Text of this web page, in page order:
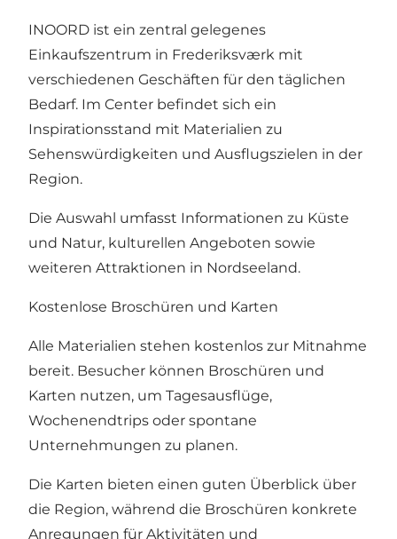
INOORD ist ein zentral gelegenes
Einkaufszentrum in Frederiksværk mit
verschiedenen Geschäften für den täglichen
Bedarf. Im Center befindet sich ein
Inspirationsstand mit Materialien zu
Sehenswürdigkeiten und Ausflugszielen in der
Region.
Die Auswahl umfasst Informationen zu Küste
und Natur, kulturellen Angeboten sowie
weiteren Attraktionen in Nordseeland.
Kostenlose Broschüren und Karten
Alle Materialien stehen kostenlos zur Mitnahme
bereit. Besucher können Broschüren und
Karten nutzen, um Tagesausflüge,
Wochenendtrips oder spontane
Unternehmungen zu planen.
Die Karten bieten einen guten Überblick über
die Region, während die Broschüren konkrete
Anregungen für Aktivitäten und